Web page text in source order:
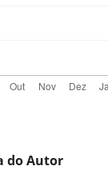
do Autor